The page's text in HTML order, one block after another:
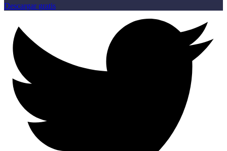
Descargar gratis